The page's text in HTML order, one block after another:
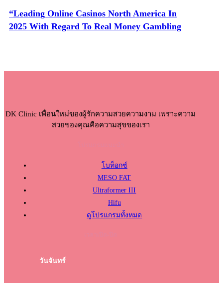
“Leading Online Casinos North America In
2025 With Regard To Real Money Gambling
DK Clinic เพื่อนใหม่ของผู้รักความสวยความงาม เพราะความ
สวยของคุณคือความสุขของเรา
โบท็อกซ์
MESO FAT
Ultraformer III
Hifu
ดูโปรแกรมทั้งหมด
วันจันทร์